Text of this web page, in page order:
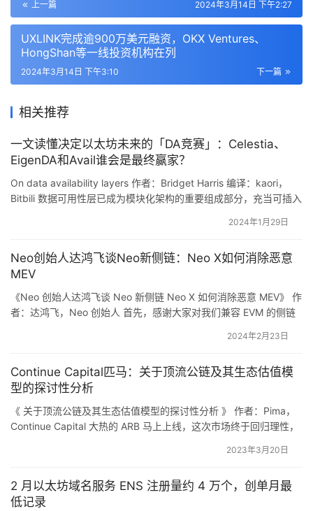
gas 降低，预计将鼓励用户参与更多的应用程序并增加他们
的链上活动。
也正因此，社区有人认为，EIP-4844 将减少以太坊的整体
减少不太可能对以太坊的总费用产生产生重大影响。L2 的
DA 费用仅占以太坊全部费用收入的约为 7-10%。例如，
2024 年 2 月，在 3.55 亿美元的总费用中，只有 3300 万
美元归因于 L2 在以太坊上发布数据，大部分费用是由以太
此外，随着空投热潮的全面爆发，L2 上较低的 gas 费用可
能会进一步激励空投农民增加他们的链上互动，以增加他们
获得分配的机会。这种活动的增加反过来有可能增加网络内
产生的整体价值，从而使以太坊及其生态系统受益。
到，大部分山寨币的费率已经到达了年化 100% 甚至更高，
说明大部分的散户，在比特币和以太坊接连突破新高的刺激
下，都在搏山寨的集体补涨行情。
Dencun 或利好 RaaS 市场
上一篇 2024年3月14日 下午2:27
UXLINK完成逾900万美元融资，OKX Ventures、
HongShan等一线投资机构在列
下一篇
2024年3月14日 下午3:10
相关推荐
一文读懂决定以太坊未来的「DA竞赛」：Celestia、
EigenDA和Avail谁会是最终赢家？
On data availability layers 作者：Bridget Harris 编译：kaori，
Bitbili 数据可用性层已成为模块化架构的重要组成部分，充当可插入
供所有网络参与者使用和访问。从历史上看，每个节点都必须下载
昂…
2024年1月29日
Neo创始人达鸿飞谈Neo新侧链：Neo X如何消除恶意
MEV
《Neo 创始人达鸿飞谈 Neo 新侧链 Neo X 如何消除恶意 MEV》 作
者：达鸿飞，Neo 创始人 首先，感谢大家对我们兼容 EVM 的侧链
网，Neo 的开发团队正在和积极报名的开发者们一同测试其性能。
在 …
2024年2月23日
Continue Capital匹马：关于顶流公链及其生态估值模
型的探讨性分析
《 关于顶流公链及其生态估值模型的探讨性分析 》 作者：Pima，
Continue Capital 大热的 ARB 马上上线，这次市场终于回归理性，
大，可参考其他数据（TVL/钱包数/转账/活跃地址等等）。目前市
后公链的上升空间，是难度…
2023年3月20日
2 月以太坊域名服务 ENS 注册量约 4 万个，创单月最
低记录